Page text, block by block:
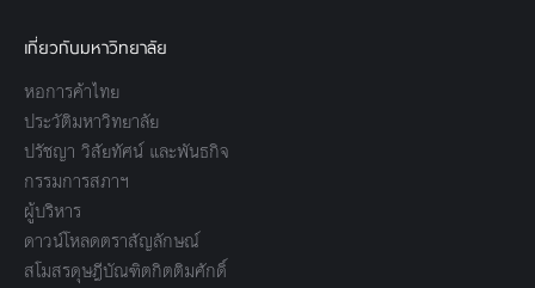
เกี่ยวกับมหาวิทยาลัย
หอการค้าไทย
ประวัติมหาวิทยาลัย
ปรัชญา วิสัยทัศน์ และพันธกิจ
กรรมการสภาฯ
ผู้บริหาร
ดาวน์โหลดตราสัญลักษณ์
สโมสรดุษฎีบัณฑิตกิตติมศักดิ์